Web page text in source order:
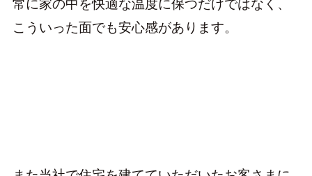
常に家の中を快適な温度に保つだけではなく、
こういった面でも安心感があります。